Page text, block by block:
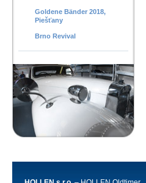
Goldene Bänder 2018,
Piešťany
Brno Revival